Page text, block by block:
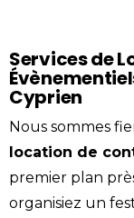
Services de
Cyprien
Nous sommes
location de
premier plan
organisiez un